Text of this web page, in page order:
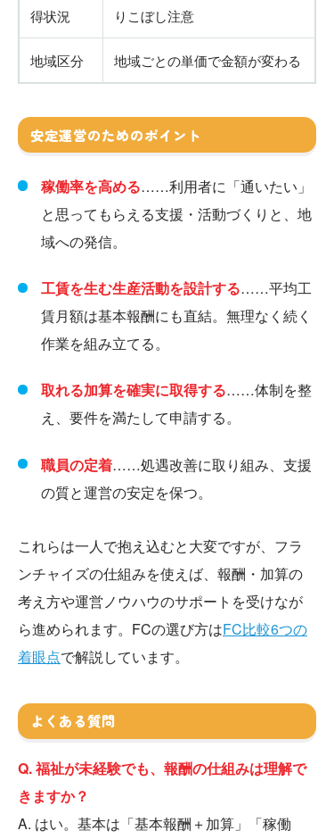
得状況
りこぼし注意
地域区分 地域ごとの単価で金額が変わる
安定運営のためのポイント
稼働率を高める……利用者に「通いたい」
と思ってもらえる支援・活動づくりと、地
域への発信。
工賃を生む生産活動を設計する……平均工
賃月額は基本報酬にも直結。無理なく続く
作業を組み立てる。
取れる加算を確実に取得する……体制を整
え、要件を満たして申請する。
職員の定着……処遇改善に取り組み、支援
の質と運営の安定を保つ。
これらは一人で抱え込むと大変ですが、フラ
ンチャイズの仕組みを使えば、報酬・加算の
考え方や運営ノウハウのサポートを受けなが
ら進められます。FCの選び方はFC比較6つの
着眼点で解説しています。
よくある質問
Q. 福祉が未経験でも、報酬の仕組みは理解で
きますか？
A. はい。基本は「基本報酬＋加算」「稼働